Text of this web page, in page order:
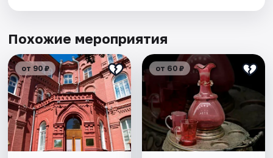
Похожие мероприятия
от 90 ₽ от 60 ₽